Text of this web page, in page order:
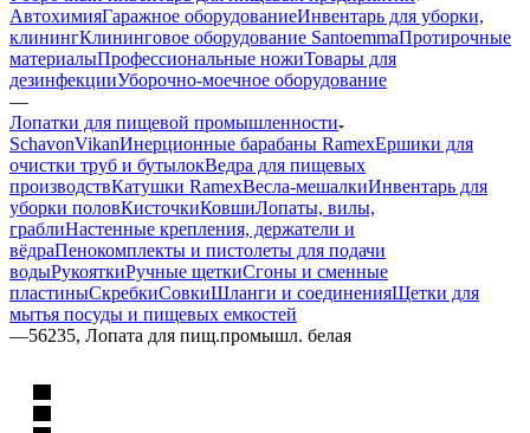
АвтохимияГаражное оборудованиеИнвентарь для уборки,
клинингКлининговое оборудование SantoemmaПротирочные
материалыПрофессиональные ножиТовары для
дезинфекцииУборочно-моечное оборудование
—
Лопатки для пищевой промышленности
SchavonVikanИнерционные барабаны RamexЕршики для
очистки труб и бутылокВедра для пищевых
производствКатушки RamexВесла-мешалкиИнвентарь для
уборки половКисточкиКовшиЛопаты, вилы,
граблиНастенные крепления, держатели и
вёдраПенокомплекты и пистолеты для подачи
водыРукояткиРучные щеткиСгоны и сменные
пластиныСкребкиСовкиШланги и соединенияЩетки для
мытья посуды и пищевых емкостей
—56235, Лопата для пищ.промышл. белая